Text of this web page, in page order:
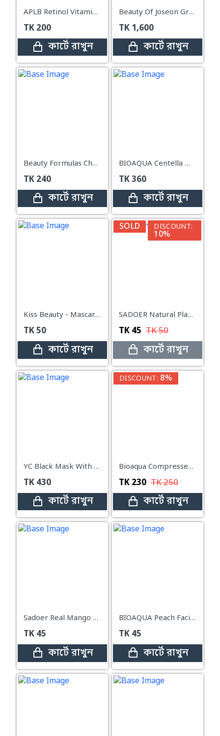
APLB Retinol Vitamin C Vitamin E Sheet Mask
TK 200
কার্টে রাখুন
Beauty Of Joseon Ground Rice And Honey Glow Mask – 150ml
TK 1,600
কার্টে রাখুন
Beauty Formulas Charcoal Clay Mask – 100ml
TK 240
কার্টে রাখুন
BIOAQUA Centella Moisturizing & Repair Sleep Mask – 8g × 12 pcs
TK360
কার্টে রাখুন
Kiss Beauty - Mascarilla Peel Off Cool Girl (10 ml)
TK50
কার্টে রাখুন
SOLD DISCOUNT:
10%
SADOER Natural Plant Extract Series Facial Mask-25g
TK 45 TK50
কার্টে রাখুন
YC Black Mask With Bamboo Charcoal – 100ml
TK 430
কার্টে রাখুন
DISCOUNT: 8%
Bioaqua Compressed Facial Tablet Face Sheet Mask 50pcs Pack
TK 230 TK250
কার্টে রাখুন
Sadoer Real Mango Moisturizing Facial Mask Fabric 25g
TK 45
কার্টে রাখুন
BIOAQUA Peach Facial Mask Moisturizer Face Sheet Mask – 25g
TK 45
কার্টে রাখুন